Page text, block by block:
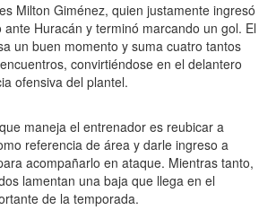
Milton Giménez, quien justamente ingresó
Huracán y terminó marcando un gol. El
un buen momento y suma cuatro tantos
convirtiéndose en el delantero
ofensiva del plantel.
maneja el entrenador es reubicar a
referencia de área y darle ingreso a
acompañarlo en ataque. Mientras tanto,
lamentan una baja que llega en el
de la temporada.